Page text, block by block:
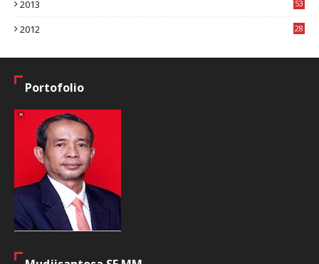
2013
53
2012
28
Portofolio